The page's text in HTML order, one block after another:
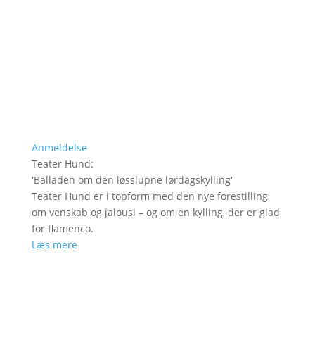
Anmeldelse
Teater Hund:
'Balladen om den løsslupne lørdagskylling'
Teater Hund er i topform med den nye forestilling
om venskab og jalousi – og om en kylling, der er glad
for flamenco.
Læs mere